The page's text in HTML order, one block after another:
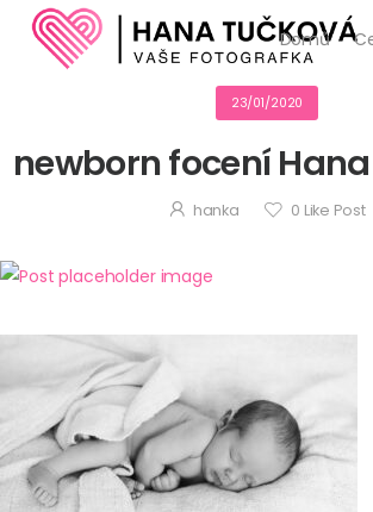
Domů
23/01/2020
newborn focení
hanka 0 Like Post